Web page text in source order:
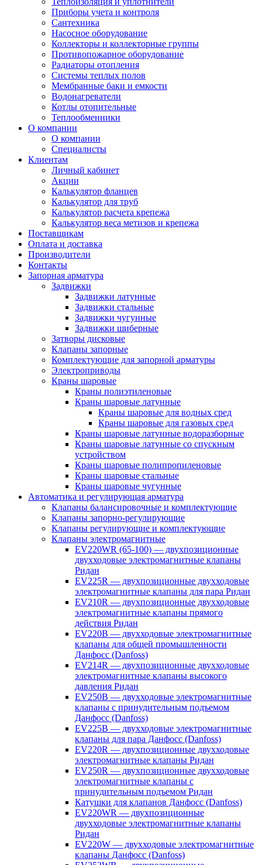
Приборы учета и контроля
Сантехника
Насосное оборудование
Коллекторы и коллекторные группы
Противопожарное оборудование
Радиаторы отопления
Системы теплых полов
Мембранные баки и емкости
Водонагреватели
Котлы отопительные
Теплообменники
О компании
О компании
Специалисты
Клиентам
Личный кабинет
Акции
Калькулятор фланцев
Калькулятор для труб
Калькулятор расчета крепежа
Калькулятор веса метизов и крепежа
Поставщикам
Оплата и доставка
Производители
Контакты
Запорная арматура
Задвижки
Задвижки латунные
Задвижки стальные
Задвижки чугунные
Задвижки шиберные
Затворы дисковые
Клапаны запорные
Комплектующие для запорной арматуры
Электроприводы
Краны шаровые
Краны полиэтиленовые
Краны шаровые латунные
Краны шаровые для водных сред
Краны шаровые для газовых сред
Краны шаровые латунные водоразборные
Краны шаровые латунные со спускным
устройством
Краны шаровые полипропиленовые
Краны шаровые стальные
Краны шаровые чугунные
Автоматика и регулирующая арматура
Клапаны балансировочные и комплектующие
Клапаны запорно-регулирующие
Клапаны регулирующие и комплектующие
Клапаны электромагнитные
EV220WR (65-100) — двухпозиционные
двухходовые электромагнитные клапаны
Ридан
EV225R — двухпозиционные двухходовые
электромагнитные клапаны для пара Ридан
EV210R — двухпозиционные двухходовые
электромагнитные клапаны прямого
действия Ридан
EV220B — двухходовые электромагнитные
клапаны для общей промышленности
Данфосс (Danfoss)
EV214R — двухпозиционные двухходовые
электромагнитные клапаны высокого
давления Ридан
EV250B — двухходовые электромагнитные
клапаны с принудительным подъемом
Данфосс (Danfoss)
EV225B — двухходовые электромагнитные
клапаны для пара Данфосс (Danfoss)
EV220R — двухпозиционные двухходовые
электромагнитные клапаны Ридан
EV250R — двухпозиционные двухходовые
электромагнитные клапаны с
принудительным подъемом Ридан
Катушки для клапанов Данфосс (Danfoss)
EV220WR — двухпозиционные
двухходовые электромагнитные клапаны
Ридан
EV220W — двухходовые электромагнитные
клапаны Данфосс (Danfoss)